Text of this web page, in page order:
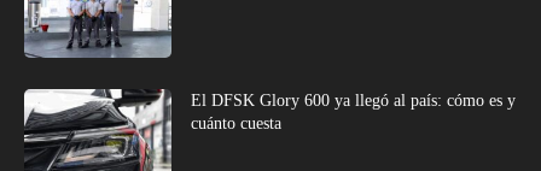
El DFSK Glory 600 ya llegó al país: cómo es y
cuánto cuesta